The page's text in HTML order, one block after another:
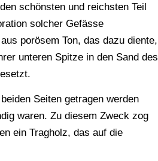
schönsten und reichsten Teil
solcher Gefässe
porösem Ton, das dazu diente,
unteren Spitze in den Sand des
Seiten getragen werden
waren. Zu diesem Zweck zog
ein Tragholz, das auf die